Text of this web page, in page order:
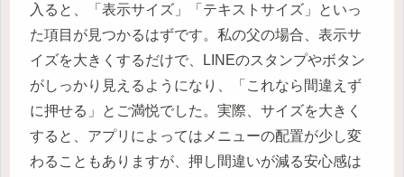
入ると、「表示サイズ」「テキストサイズ」といっ
た項目が見つかるはずです。私の父の場合、表示サ
イズを大きくするだけで、LINEのスタンプやボタン
がしっかり見えるようになり、「これなら間違えず
に押せる」とご満悦でした。実際、サイズを大きく
すると、アプリによってはメニューの配置が少し変
わることもありますが、押し間違いが減る安心感は